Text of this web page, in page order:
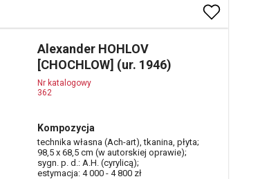
Alexander HOHLOV
[CHOCHLOW] (ur. 1946)
Nr katalogowy
362
Kompozycja
technika własna (Ach-art), tkanina, płyta;
98,5 x 68,5 cm (w autorskiej oprawie);
sygn. p. d.: A.H. (cyrylicą);
estymacja: 4 000 - 4 800 zł